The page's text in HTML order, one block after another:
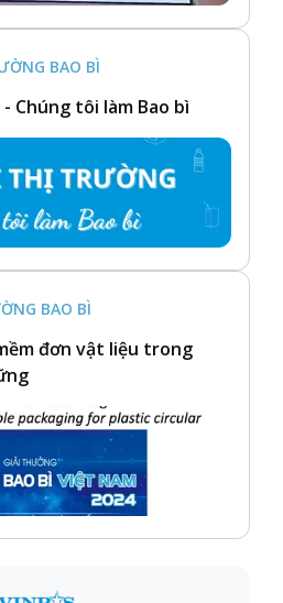
BAO BÌ
Chúng tôi làm Bao bì
BAO BÌ
đơn vật liệu trong